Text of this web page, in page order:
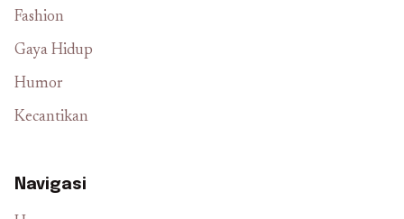
Fashion
Gaya Hidup
Humor
Kecantikan
Navigasi